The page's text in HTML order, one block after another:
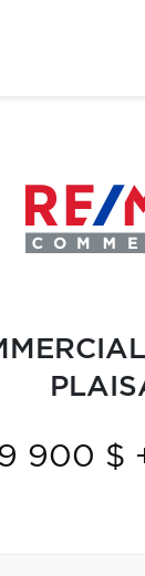
900 $